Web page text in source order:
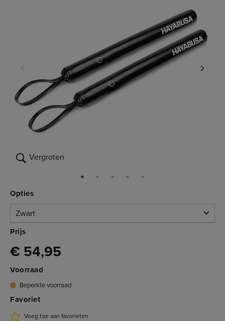
Vergroten
Opties
Zwart
Zwart
3.463.001
Prijs
€ 54,95
Voorraad
Beperkte voorraad
Favoriet
Voeg toe aan favorieten